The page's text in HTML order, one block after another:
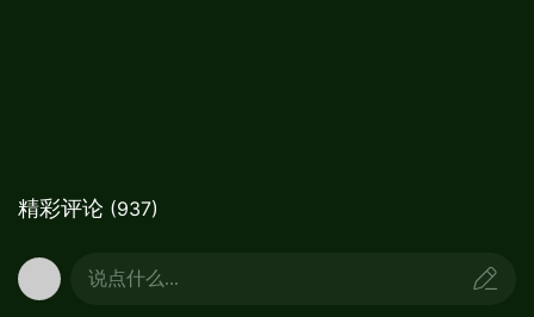
精彩评论 (937)
说点什么...